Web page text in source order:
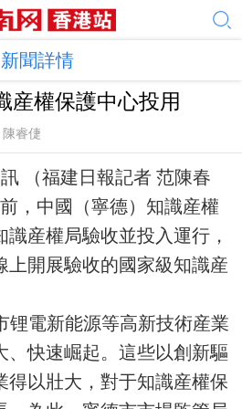
新聞詳情
産權保護中心投用
陳睿倢
（福建日報記者 范陳春
，中國（寧德）知識産權
産權局驗收並投入運行，
上開展驗收的國家級知識産
锂電新能源等高新技術産業
、快速崛起。這些以創新驅
得以壯大，對于知識産權保